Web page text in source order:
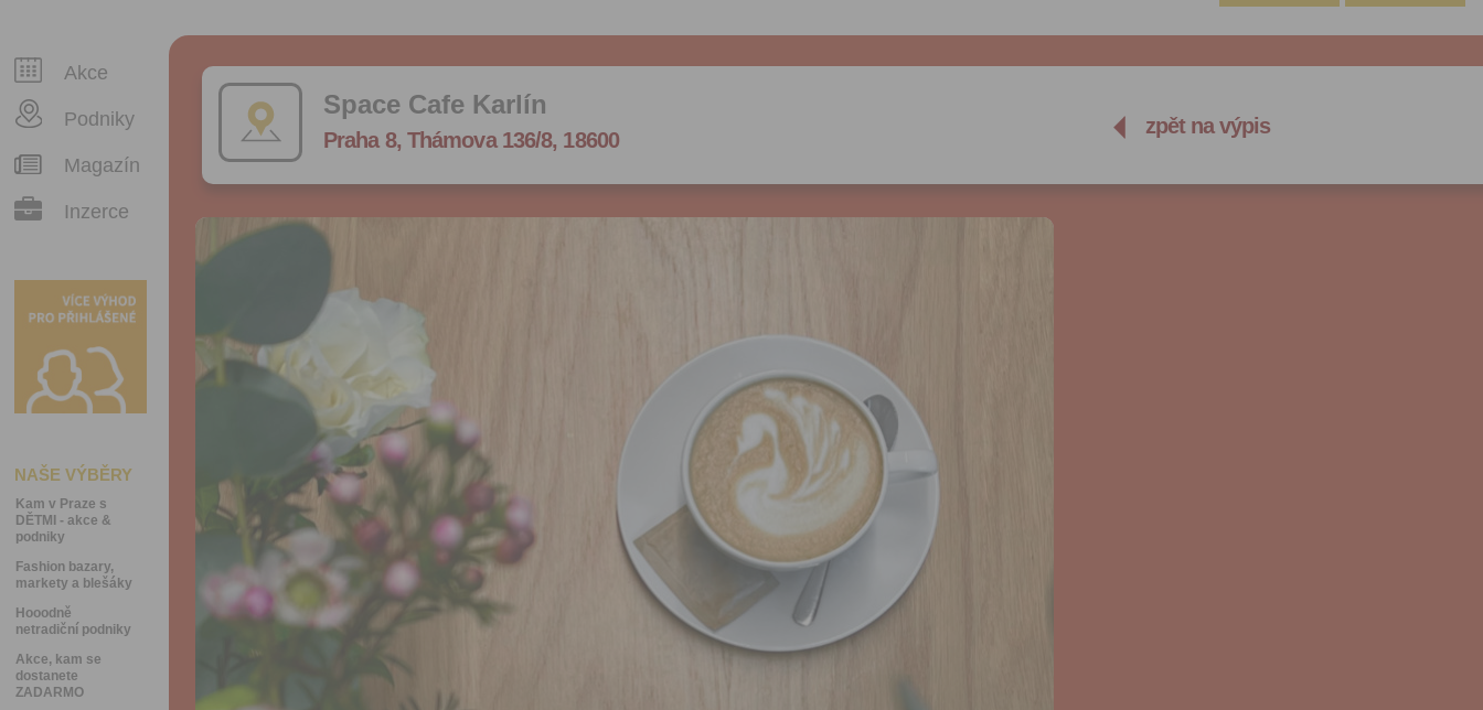
Akce
Podniky
Magazín
Inzerce
NAŠE VÝBĚRY
Kam v Praze s
DĚTMI - akce &
podniky
Fashion bazary,
markety a blešáky
Hooodně
netradiční podniky
Akce, kam se
dostanete
ZADARMO
Space Cafe Karlín
Praha 8, Thámova 136/8, 18600
zpět na výpis